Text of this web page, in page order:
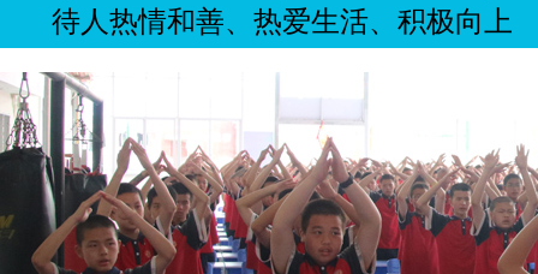
待人热情和善、热爱生活、积极向上